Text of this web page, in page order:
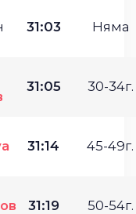
31:03 Няма
31:05 30-34г.
31:14 45-49г.
31:19 50-54г.